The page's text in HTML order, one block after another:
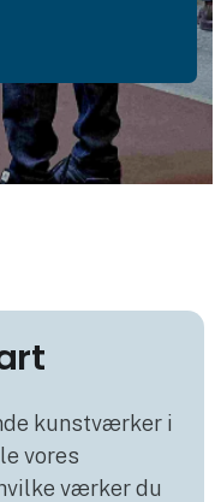
kunstværker i
vores
værker du